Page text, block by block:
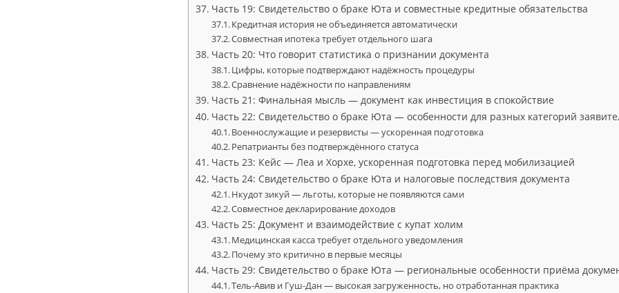
Часть 19: Свидетельство о браке Юта и совместные кредитные обязательства
Кредитная история не объединяется автоматически
Совместная ипотека требует отдельного шага
Часть 20: Что говорит статистика о признании документа
Цифры, которые подтверждают надёжность процедуры
Сравнение надёжности по направлениям
Часть 21: Финальная мысль — документ как инвестиция в спокойствие
Часть 22: Свидетельство о браке Юта — особенности для разных категорий
Военнослужащие и резервисты — ускоренная подготовка
Репатрианты без подтверждённого статуса
Часть 23: Кейс — Леа и Хорхе, ускоренная подготовка перед мобилизацией
Часть 24: Свидетельство о браке Юта и налоговые последствия документа
Нкудот зикуй — льготы, которые не появляются сами
Совместное декларирование доходов
Часть 25: Документ и взаимодействие с купат холим
Медицинская касса требует отдельного уведомления
Почему это критично в первые месяцы
Часть 29: Свидетельство о браке Юта — региональные особенности приёма
Тель-Авив и Гуш-Дан — высокая загруженность, но отработанная практика